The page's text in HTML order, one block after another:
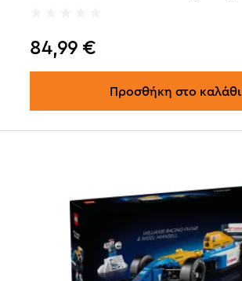
84,99 €
Προσθήκη στο καλάθι